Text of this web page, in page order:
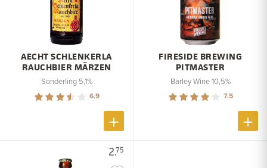
AECHT SCHLENKERLA
RAUCHBIER MÄRZEN
Sonderling 5,1%
6.9
FIRESIDE BREWING
PITMASTER
Barley Wine 10,5%
7.5
2.75